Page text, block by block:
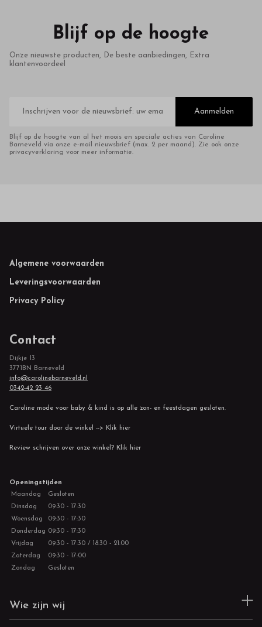
Blijf op de hoogte
Onze nieuwste producten, De beste aanbiedingen, Extra
klantenvoordeel
mailadres
Aanmelden
Blijf op de hoogte van al het moois en speciale acties van Caroline
Barneveld via onze e-mail nieuwsbrief (max. 2 per maand). Zie ook onze
privacyverklaring voor meer informatie.
Footer
Algemene voorwaarden
Leveringsvoorwaarden
Privacy Policy
Contact
Dijkje 13
3771BN Barneveld
info@carolinebarneveld.nl
0342-42 23 46
Caroline mode voor baby & kind is op alle zon- en feestdagen gesloten.
Virtuele tour door de winkel --> Klik hier
Review schrijven over onze winkel? Klik hier
Openingstijden
Maandag
Gesloten
Dinsdag
09:30 - 17:30
Woensdag
09:30 - 17:30
Donderdag 09:30 - 17:30
Vrijdag
09:30 - 17:30 / 18:30 - 21:00
Zaterdag
09:30 - 17:00
Zondag
Gesloten
Wie zijn wij